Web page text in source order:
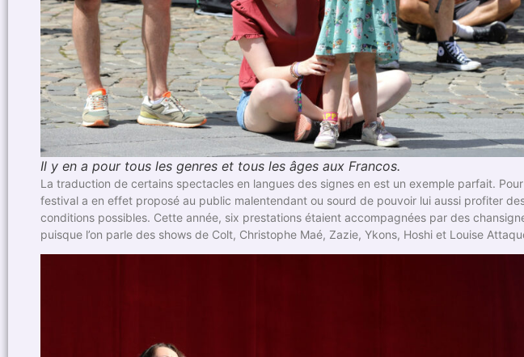
Il y en a pour tous les genres et tous les âges aux Francos.
La traduction de certains spectacles en langues des signes en est un exemple parfait. Pour
festival a en effet proposé au public malentendant ou sourd de pouvoir lui aussi profiter
conditions possibles. Cette année, six prestations étaient accompagnées par des
puisque l’on parle des shows de Colt, Christophe Maé, Zazie, Ykons, Hoshi et Louise